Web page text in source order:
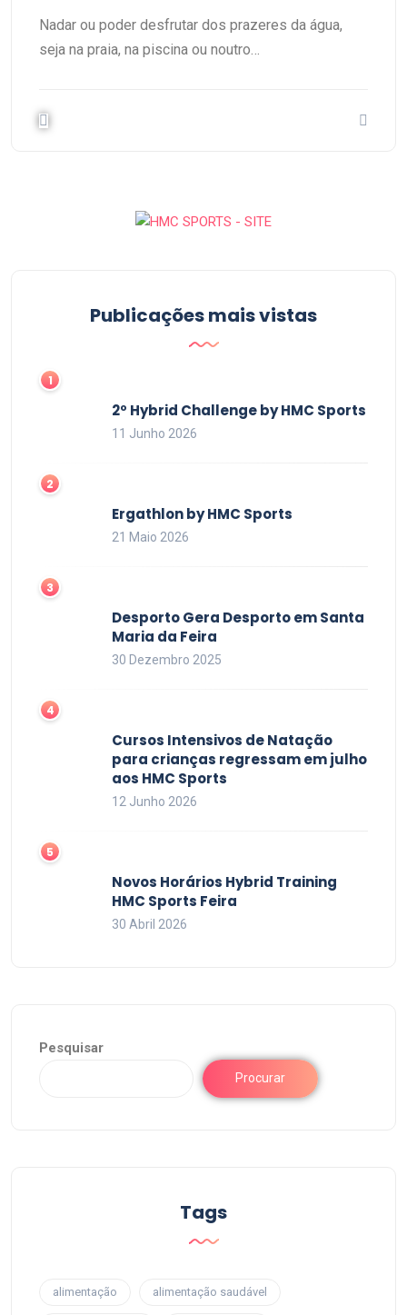
Nadar ou poder desfrutar dos prazeres da água,
seja na praia, na piscina ou noutro…
Publicações mais vistas
2º Hybrid Challenge by HMC Sports
11 Junho 2026
Ergathlon by HMC Sports
21 Maio 2026
Desporto Gera Desporto em Santa
Maria da Feira
30 Dezembro 2025
Cursos Intensivos de Natação
para crianças regressam em julho
aos HMC Sports
12 Junho 2026
Novos Horários Hybrid Training
HMC Sports Feira
30 Abril 2026
Pesquisar
Procurar
Tags
alimentação alimentação saudável